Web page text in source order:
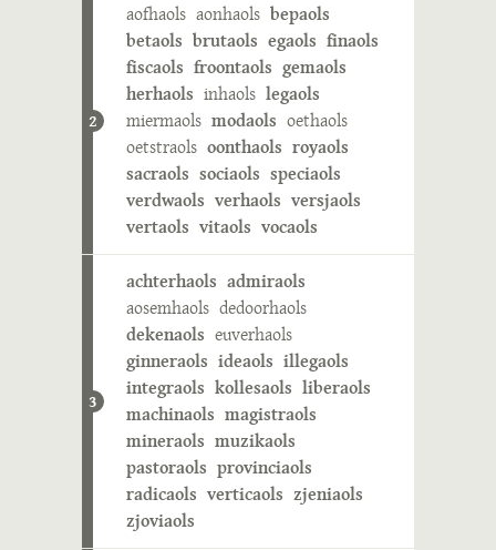
2
aofhaols aonhaols bepaols
betaols brutaols egaols finaols
fiscaols froontaols gemaols
herhaols inhaols legaols
miermaols modaols oethaols
oetstraols oonthaols royaols
sacraols sociaols speciaols
verdwaols verhaols versjaols
vertaols vitaols vocaols
3
achterhaols admiraols
aosemhaols dedoorhaols
dekenaols euverhaols
ginneraols ideaols illegaols
integraols kollesaols liberaols
machinaols magistraols
mineraols muzikaols
pastoraols provinciaols
radicaols verticaols zjeniaols
zjoviaols